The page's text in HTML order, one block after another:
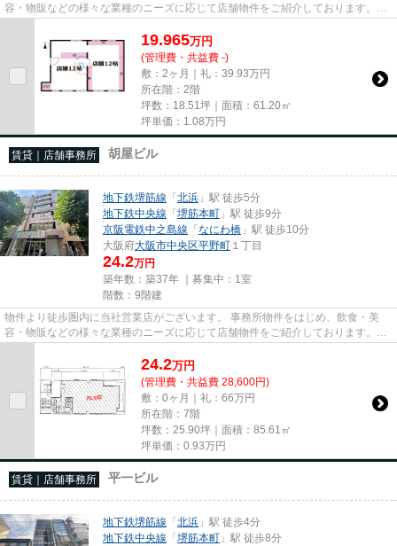
容・物販などの様々な業種のニーズに応じて店舗物件をご紹介しております。
尚、弊社ではおとり広告は一切...
19.965万円
(管理費・共益費 -)
敷：2ヶ月｜礼：39.93万円
所在階：2階
坪数：18.51坪｜面積：61.20㎡
坪単価： 1.08万円
賃貸｜店舗事務所 胡屋ビル
地下鉄堺筋線 「北浜 」駅 徒歩5分
地下鉄中央線 「堺筋本町 」駅 徒歩9分
京阪電鉄中之島線 「なにわ橋 」駅 徒歩10分
大阪府大阪市中央区平野町 １丁目
24.2万円
築年数：築37年 ｜募集中： 1室
階数：9階建
物件より徒歩圏内に当社営業店がございます。 事務所物件をはじめ、飲食・美
容・物販などの様々な業種のニーズに応じて店舗物件をご紹介しております。
尚、弊社ではおとり広告は一切...
24.2万円
(管理費・共益費 28,600円)
敷：0ヶ月｜礼：66万円
所在階：7階
坪数：25.90坪｜面積：85.61㎡
坪単価： 0.93万円
賃貸｜店舗事務所 平一ビル
地下鉄堺筋線 「北浜 」駅 徒歩4分
地下鉄中央線 「堺筋本町 」駅 徒歩8分